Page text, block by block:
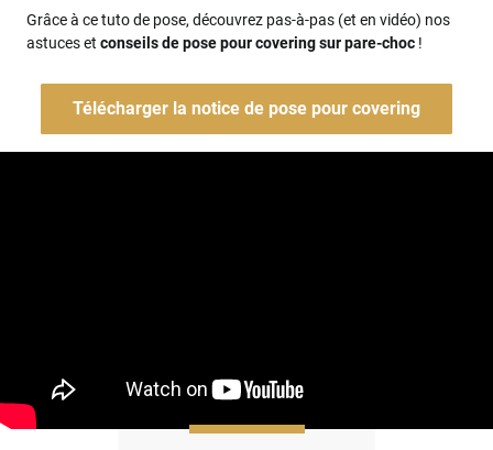
Grâce à ce tuto de pose, découvrez pas-à-pas (et en vidéo) nos
astuces et conseils de pose pour covering sur pare-choc !
Télécharger la notice de pose pour covering